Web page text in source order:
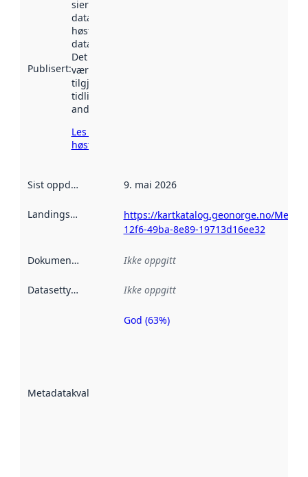
Publisert:
sier når
datasettet ble
høstet av
data.norge.no.
Det kan ha
vært
tilgjengelig
tidligere
andre steder.
Les mer om
høsting her
Sist oppdatert 9. mai 2026
Landingsside
https://kartkatalog.geonorge.no/
12f6-49ba-8e89-19713d16ee32
Dokumentasjon Ikke oppgitt
Datasettype Ikke oppgitt
Metadatakvalitet
Metadatakvalitet
God (63%)